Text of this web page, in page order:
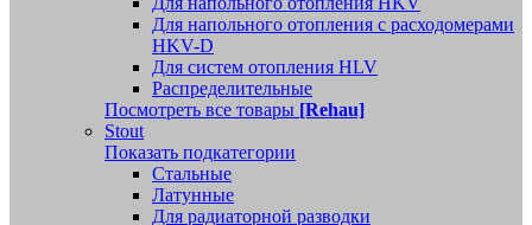
Для напольного отопления с расходомерами
HKV-D
Для систем отопления HLV
Распределительные
Посмотреть все товары [Rehau]
Stout
Показать подкатегории
Стальные
Латунные
Для радиаторной разводки